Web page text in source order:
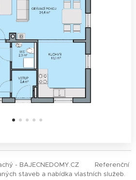
- BAJECNEDOMY.CZ Referenční
staveb a nabídka vlastních služeb.